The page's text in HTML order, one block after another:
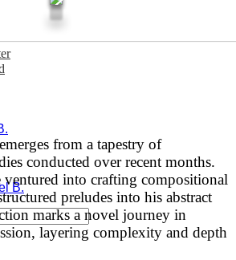
from a tapestry of
conducted over recent months.
ventured into crafting compositional
preludes into his abstract
marks a novel journey in
layering complexity and depth